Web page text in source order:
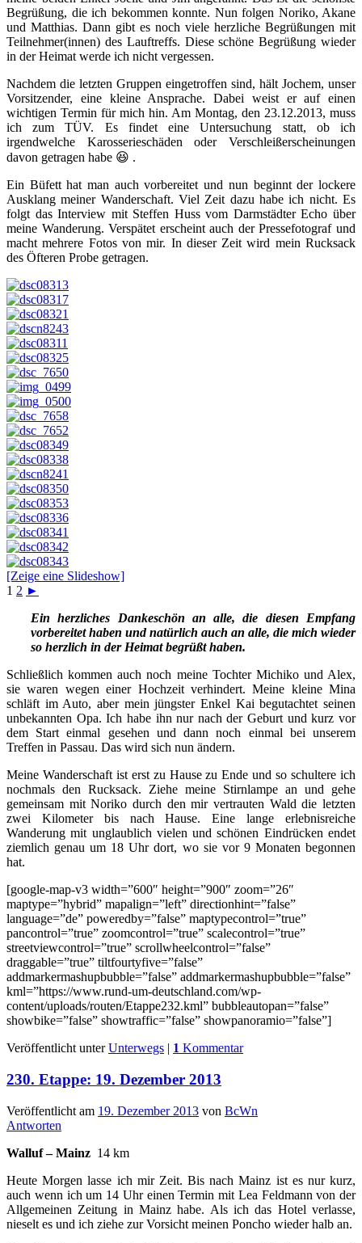
Begrüßung, die ich bekommen konnte. Nun folgen Noriko, Akane
und Matthias. Dann gibt es noch viele herzliche Begrüßungen mit
Teilnehmer(innen) des Lauftreffs. Diese schöne Begrüßung wieder
in der Heimat werde ich nicht vergessen.
Nachdem die letzten Gruppen eingetroffen sind, hält Jochem, unser
Vorsitzender, eine kleine Ansprache. Dabei weist er auf einen
wichtigen Termin für mich hin. Am Montag, den 23.12.2013, muss
ich zum TÜV. Es findet eine Untersuchung statt, ob ich
irgendwelche Karosserieschäden oder Verschleißerscheinungen
davon getragen habe 😆 .
Ein Büfett hat man auch vorbereitet und nun beginnt der lockere
Ausklang meiner Wanderschaft. Viel Zeit dazu habe ich nicht. Es
folgt das Interview mit Steffen Huss vom Darmstädter Echo über
meine Wanderung. Verspätet erscheint auch der Pressefotograf und
macht mehrere Fotos von mir. In dieser Zeit wird mein Rucksack
des Öfteren Probe getragen.
[Zeige eine Slideshow]
1 2 ►
Ein herzliches Dankeschön an alle, die diesen Empfang
vorbereitet haben und natürlich auch an alle, die mich wieder
so herzlich in der Heimat begrüßt haben.
Schließlich kommen auch noch meine Tochter Michiko und Alex,
sie waren wegen einer Hochzeit verhindert. Meine kleine Mina
schläft im Auto, aber mein jüngster Enkel Kai begutachtet seinen
unbekannten Opa. Ich habe ihn nur nach der Geburt und kurz vor
dem Start einmal gesehen und dann noch einmal bei unserem
Treffen in Passau. Das wird sich nun ändern.
Meine Wanderschaft ist erst zu Hause zu Ende und so schultere ich
nochmals den Rucksack. Ziehe meine Stirnlampe an und gehe
gemeinsam mit Noriko durch den mir vertrauten Wald die letzten
zwei Kilometer bis nach Hause. Eine lange erlebnisreiche
Wanderung mit unglaublich vielen und schönen Eindrücken endet
ziemlich genau um 18 Uhr dort, wo sie vor 9 Monaten begonnen
hat.
[google-map-v3 width=”600″ height=”900″ zoom=”26″
maptype=”hybrid” mapalign=”left” directionhint=”false”
language=”de” poweredby=”false” maptypecontrol=”true”
pancontrol=”true” zoomcontrol=”true” scalecontrol=”true”
streetviewcontrol=”true” scrollwheelcontrol=”false”
draggable=”true” tiltfourtyfive=”false”
addmarkermashupbubble=”false” addmarkermashupbubble=”false”
kml=”https://www.rund-um-deutschland.com/wp-
content/uploads/routen/Etappe232.kml” bubbleautopan=”false”
showbike=”false” showtraffic=”false” showpanoramio=”false”]
Veröffentlicht unter Unterwegs | 1 Kommentar
230. Etappe: 19. Dezember 2013
Veröffentlicht am 19. Dezember 2013 von BcWn
Antworten
Walluf – Mainz 14 km
Heute Morgen lasse ich mir Zeit. Bis nach Mainz ist es nur kurz,
auch wenn ich um 14 Uhr einen Termin mit Lea Feldmann von der
Allgemeinen Zeitung in Mainz habe. Als ich das Hotel verlasse,
nieselt es und ich ziehe zur Vorsicht meinen Poncho wieder halb an.